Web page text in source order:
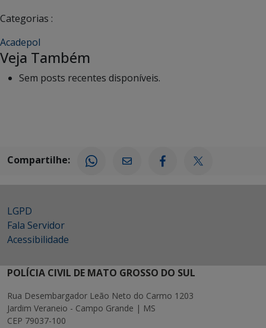
Categorias :
Acadepol
Veja Também
Sem posts recentes disponíveis.
Compartilhe:
LGPD
Fala Servidor
Acessibilidade
POLÍCIA CIVIL DE MATO GROSSO DO SUL
Rua Desembargador Leão Neto do Carmo 1203
Jardim Veraneio - Campo Grande | MS
CEP 79037-100